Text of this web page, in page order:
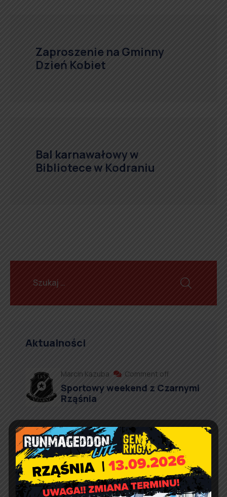
Zaproszenie na Gminny
Dzień Kobiet
Bal karnawałowy w
Bibliotece w Kodraniu
Aktualności
Marcin Kazuba Comment off
Sportowy weekend z Czarnymi
Rząśnia
Agnieszka Wiśniewska Comment off
Prośba o szanowanie i
prawidłowe użycie
defibrylatorów AED